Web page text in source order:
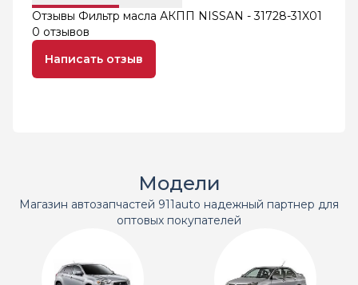
Отзывы Фильтр масла АКПП NISSAN - 31728-31X01
0 отзывов
Написать отзыв
Модели
Магазин автозапчастей 911auto надежный партнер для
оптовых покупателей